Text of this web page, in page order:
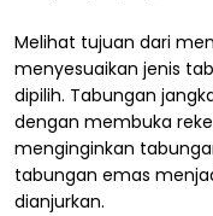
Melihat tujuan dari
menyesuaikan jenis
dipilih. Tabungan
dengan membuka
menginginkan
tabungan emas
dianjurkan.